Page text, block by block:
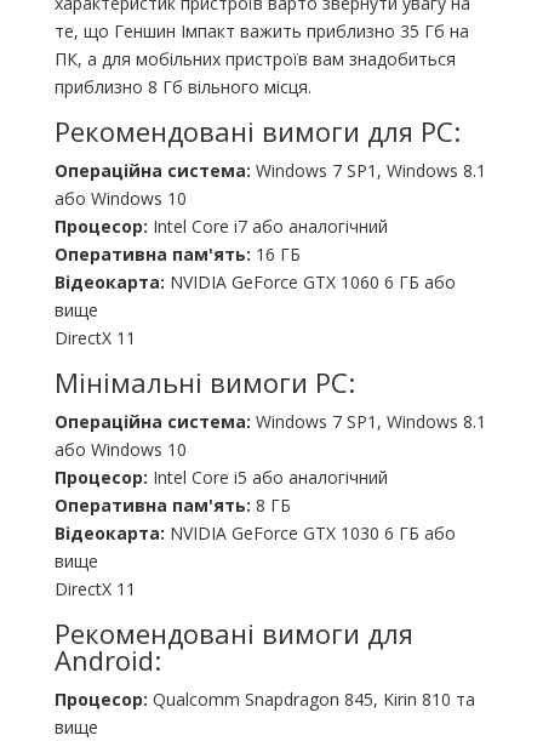
те, що Геншин Імпакт важить приблизно 35 Гб на
ПК, а для мобільних пристроїв вам знадобиться
приблизно 8 Гб вільного місця.
Рекомендовані вимоги для PC:
Операційна система: Windows 7 SP1, Windows 8.1
або Windows 10
Процесор: Intel Core i7 або аналогічний
Оперативна пам'ять: 16 ГБ
Відеокарта: NVIDIA GeForce GTX 1060 6 ГБ або
вище
DirectX 11
Мінімальні вимоги PC:
Операційна система: Windows 7 SP1, Windows 8.1
або Windows 10
Процесор: Intel Core i5 або аналогічний
Оперативна пам'ять: 8 ГБ
Відеокарта: NVIDIA GeForce GTX 1030 6 ГБ або
вище
DirectX 11
Рекомендовані вимоги для
Android:
Процесор: Qualcomm Snapdragon 845, Kirin 810 та
вище